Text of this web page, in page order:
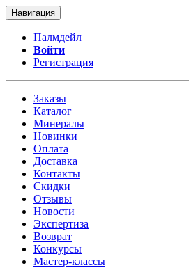
Навигация
Палмдейл
Войти
Регистрация
Заказы
Каталог
Минералы
Новинки
Оплата
Доставка
Контакты
Скидки
Отзывы
Новости
Экспертиза
Возврат
Конкурсы
Мастер-классы